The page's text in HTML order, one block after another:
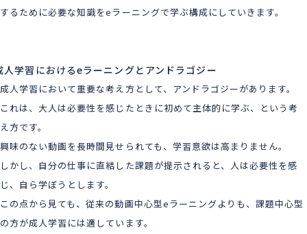
するために必要な知識をeラーニングで学ぶ構成にしていきます。
人学習におけるeラーニングとアンドラゴジー
成人学習において重要な考え方として、アンドラゴジーがあります。
これは、大人は必要性を感じたときに初めて主体的に学ぶ、という考
え方です。
興味のない動画を長時間見せられても、学習意欲は高まりません。
しかし、自分の仕事に直結した課題が提示されると、人は必要性を感
じ、自ら学ぼうとします。
この点から見ても、従来の動画中心型eラーニングよりも、課題中心型
の方が成人学習には適しています。